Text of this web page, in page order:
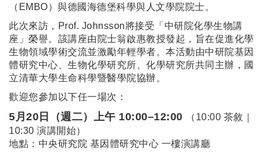
（EMBO）與德國海德堡科學與人文學院院士。
此次來訪，Prof. Johnsson將接受「中研院化學生物講
座」榮譽。該講座由院士翁啟惠教授發起，旨在促進化學
生物領域學術交流並激勵年輕學者。本活動由中研院基因
體研究中心、生物化學研究所、化學研究所共同主辦，國
立清華大學生命科學暨醫學院協辦。
歡迎您參加以下任一場次：
5月20日（週二）上午 10:00–12:00
（10:00 茶敘｜
10:30 演講開始）
地點：中央研究院 基因體研究中心 一樓演講廳